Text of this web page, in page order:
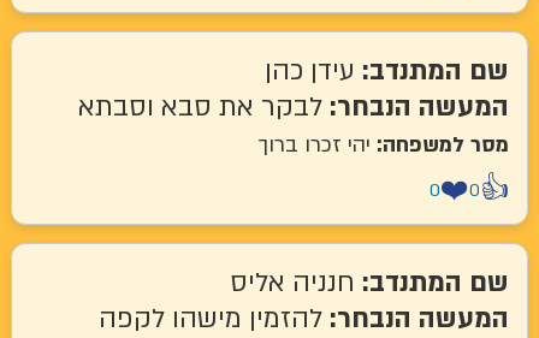
שם המתנדב: עידן כהן
המעשה הנבחר: לבקר את סבא וסבתא
מסר למשפחה: יהי זכרו ברוך
👍
0
❤️
0
שם המתנדב: חנניה אליס
המעשה הנבחר: להזמין מישהו לקפה